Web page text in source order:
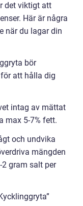
det viktigt att
Här är några
när du lagar din
bör
att hålla dig
intag av mättat
max 5-7% fett.
och undvika
mängden
gram salt per